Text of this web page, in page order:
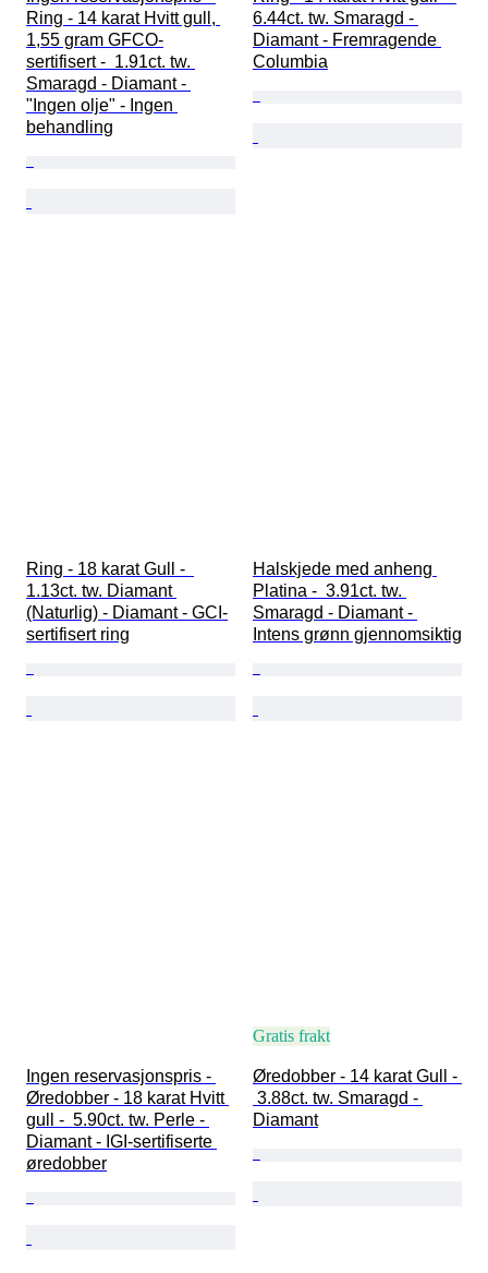
Ring - 14 karat Hvitt gull,
1,55 gram GFCO-
sertifisert -  1.91ct. tw.
Smaragd - Diamant -
"Ingen olje" - Ingen
behandling
6.44ct. tw. Smaragd -
Diamant - Fremragende
Columbia
Ring - 18 karat Gull -
1.13ct. tw. Diamant
(Naturlig) - Diamant - GCI-
sertifisert ring
Halskjede med anheng
Platina -  3.91ct. tw.
Smaragd - Diamant -
Intens grønn gjennomsiktig
Ingen reservasjonspris -
Øredobber - 18 karat Hvitt
gull -  5.90ct. tw. Perle -
Diamant - IGI-sertifiserte
øredobber
Gratis frakt
Øredobber - 14 karat Gull -
3.88ct. tw. Smaragd -
Diamant